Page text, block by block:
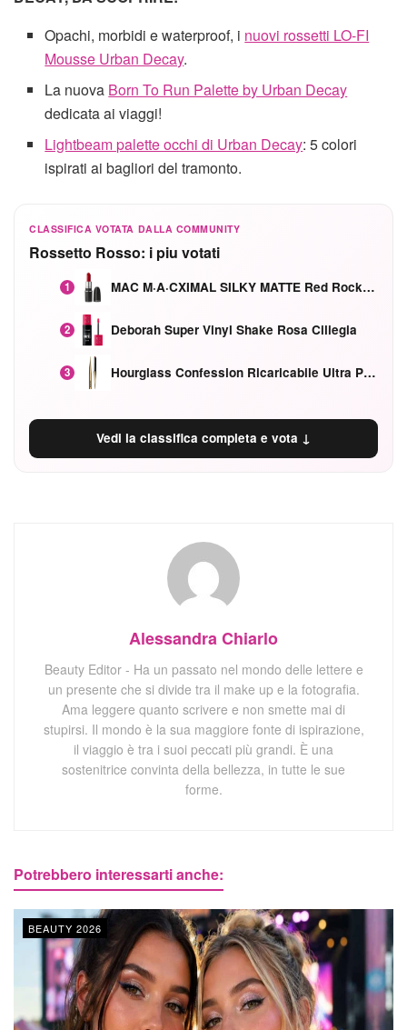
Opachi, morbidi e waterproof, i nuovi rossetti LO-FI
Mousse Urban Decay.
La nuova Born To Run Palette by Urban Decay
dedicata ai viaggi!
Lightbeam palette occhi di Urban Decay: 5 colori
ispirati ai bagliori del tramonto.
CLASSIFICA VOTATA DALLA COMMUNITY
Rossetto Rosso: i piu votati
1 MAC M·A·CXIMAL SILKY MATTE Red Rock mat
2 Deborah Super Vinyl Shake Rosa Ciliegia
3 Hourglass Confession Ricaricabile Ultra Preciso Ad Alta Intensità Secretly Classic Red
Vedi la classifica completa e vota ↓
Alessandra Chiarlo
Beauty Editor - Ha un passato nel mondo delle lettere e
un presente che si divide tra il make up e la fotografia.
Ama leggere quanto scrivere e non smette mai di
stupirsi. Il mondo è la sua maggiore fonte di ispirazione,
il viaggio è tra i suoi peccati più grandi. È una
sostenitrice convinta della bellezza, in tutte le sue
forme.
Potrebbero interessarti anche:
BEAUTY 2026